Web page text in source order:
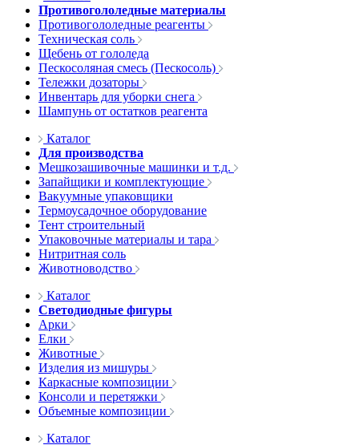
Противогололедные материалы
Противогололедные реагенты
Техническая соль
Щебень от гололеда
Пескосоляная смесь (Пескосоль)
Тележки дозаторы
Инвентарь для уборки снега
Шампунь от остатков реагента
Каталог
Для производства
Мешкозашивочные машинки и т.д.
Запайщики и комплектующие
Вакуумные упаковщики
Термоусадочное оборудование
Тент строительный
Упаковочные материалы и тара
Нитритная соль
Животноводство
Каталог
Светодиодные фигуры
Арки
Елки
Животные
Изделия из мишуры
Каркасные композиции
Консоли и перетяжки
Объемные композиции
Каталог